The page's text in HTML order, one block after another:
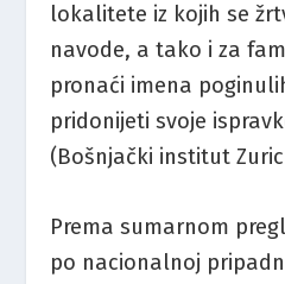
lokalitete iz kojih se
navode, a tako i za
pronaći imena
pridonijeti svoje
(Bošnjački institut
Prema sumarnom
po nacionalnoj